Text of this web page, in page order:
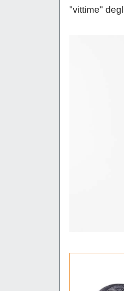
"vittime"